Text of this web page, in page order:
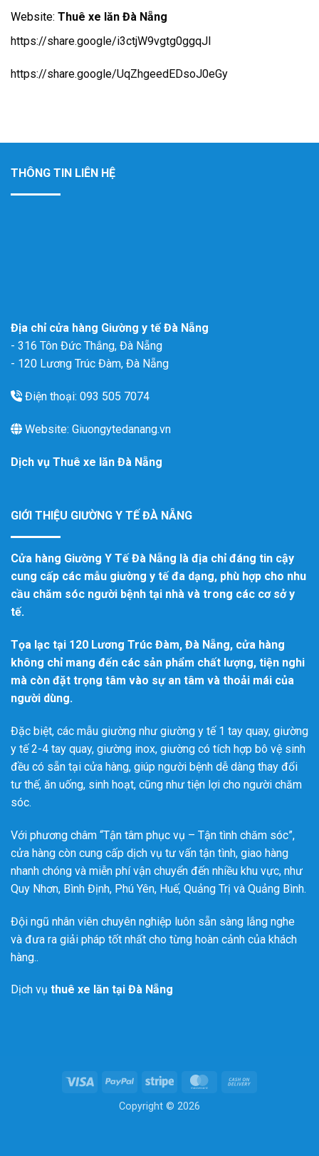
Website: Thuê xe lăn Đà Nẵng
https://share.google/i3ctjW9vgtg0ggqJl
https://share.google/UqZhgeedEDsoJ0eGy
THÔNG TIN LIÊN HỆ
Địa chỉ cửa hàng Giường y tế Đà Nẵng
- 316 Tôn Đức Thắng, Đà Nẵng
- 120 Lương Trúc Đàm, Đà Nẵng
Điện thoại: 093 505 7074
Website: Giuongytedanang.vn
Dịch vụ Thuê xe lăn Đà Nẵng
GIỚI THIỆU GIƯỜNG Y TẾ ĐÀ NẴNG
Cửa hàng Giường Y Tế Đà Nẵng là địa chỉ đáng tin cậy
cung cấp các mẫu giường y tế đa dạng, phù hợp cho nhu
cầu chăm sóc người bệnh tại nhà và trong các cơ sở y
tế.
Tọa lạc tại 120 Lương Trúc Đàm, Đà Nẵng, cửa hàng
không chỉ mang đến các sản phẩm chất lượng, tiện nghi
mà còn đặt trọng tâm vào sự an tâm và thoải mái của
người dùng.
Đặc biệt, các mẫu giường như giường y tế 1 tay quay, giường
y tế 2-4 tay quay, giường inox, giường có tích hợp bô vệ sinh
đều có sẵn tại cửa hàng, giúp người bệnh dễ dàng thay đổi
tư thế, ăn uống, sinh hoạt, cũng như tiện lợi cho người chăm
sóc.
Với phương châm “Tận tâm phục vụ – Tận tình chăm sóc”,
cửa hàng còn cung cấp dịch vụ tư vấn tận tình, giao hàng
nhanh chóng và miễn phí vận chuyển đến nhiều khu vực, như
Quy Nhơn, Bình Định, Phú Yên, Huế, Quảng Trị và Quảng Bình.
Đội ngũ nhân viên chuyên nghiệp luôn sẵn sàng lắng nghe
và đưa ra giải pháp tốt nhất cho từng hoàn cảnh của khách
hàng..
Dịch vụ thuê xe lăn tại Đà Nẵng
Visa PayPal Stripe MasterCard
Copyright © 2026